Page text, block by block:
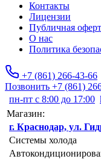
Контакты
Лицензии
Публичная
О нас
Политика
+7 (861) 266-43-66
Позвонить +7 (861)
пн-пт с 8:00 до 17:00
Магазин:
г. Краснодар, ул.
Системы холода